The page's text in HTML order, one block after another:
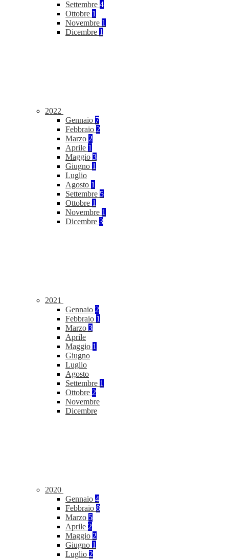
Settembre 4
Ottobre 1
Novembre 1
Dicembre 1
2022
Gennaio 7
Febbraio 2
Marzo 2
Aprile 1
Maggio 3
Giugno 1
Luglio
Agosto 1
Settembre 5
Ottobre 1
Novembre 1
Dicembre 3
2021
Gennaio 2
Febbraio 1
Marzo 3
Aprile
Maggio 1
Giugno
Luglio
Agosto
Settembre 1
Ottobre 2
Novembre
Dicembre
2020
Gennaio 4
Febbraio 8
Marzo 5
Aprile 2
Maggio 2
Giugno 1
Luglio 2